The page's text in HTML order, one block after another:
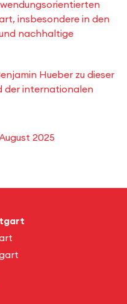
insbesondere in den
nachhaltige
Hueber zu dieser
der internationalen
2025